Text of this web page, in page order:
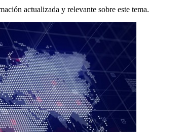
actualizada y relevante sobre este tema.